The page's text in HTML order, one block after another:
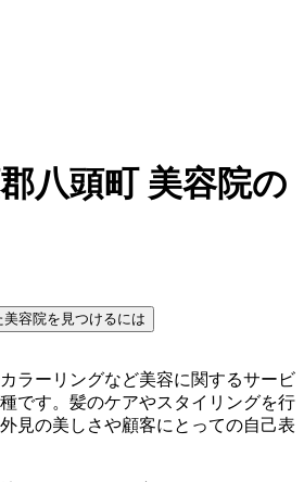
八頭町 美容院の
容院を見つけるには
ラーリングなど美容に関するサービ
です。髪のケアやスタイリングを行
見の美しさや顧客にとっての自己表